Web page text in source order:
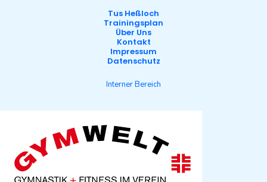
Tus Heßloch
Trainingsplan
Über Uns
Kontakt
Impressum
Datenschutz
Interner Bereich